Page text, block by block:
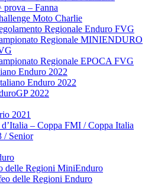
prova – Fanna
Moto Charlie
Regionale Enduro FVG
Regionale MINIENDURO
Regionale EPOCA FVG
Enduro 2022
Enduro 2022
2022
2021
– Coppa FMI / Coppa Italia
/ Senior
delle Regioni MiniEnduro
delle Regioni Enduro